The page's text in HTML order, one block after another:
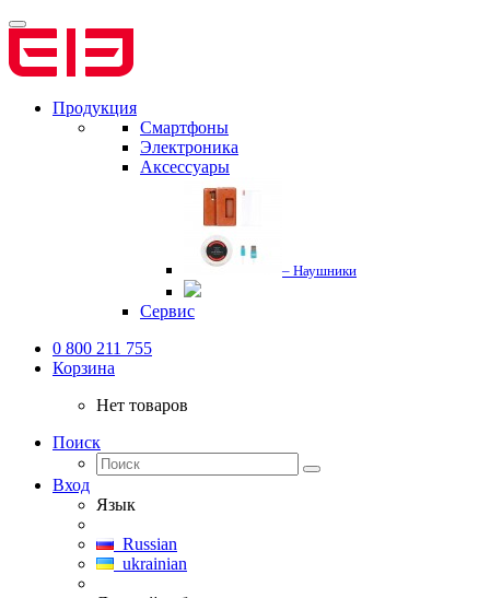
Продукция
Смартфоны
Электроника
Аксессуары
– Наушники
Сервис
0 800 211 755
Корзина
Нет товаров
Поиск
Вход
Язык
Russian
ukrainian